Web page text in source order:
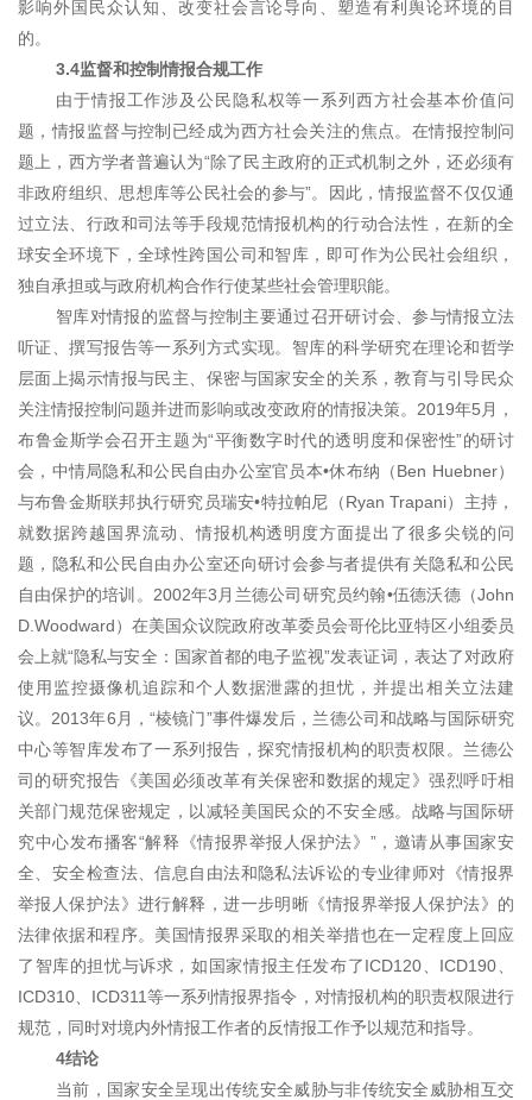
影响外国民众认知、改变社会言论导向、塑造有利舆论环境的目
的。
3.4监督和控制情报合规工作
由于情报工作涉及公民隐私权等一系列西方社会基本价值问
题，情报监督与控制已经成为西方社会关注的焦点。在情报控制问
题上，西方学者普遍认为“除了民主政府的正式机制之外，还必须有
非政府组织、思想库等公民社会的参与”。因此，情报监督不仅仅通
过立法、行政和司法等手段规范情报机构的行动合法性，在新的全
球安全环境下，全球性跨国公司和智库，即可作为公民社会组织，
独自承担或与政府机构合作行使某些社会管理职能。
智库对情报的监督与控制主要通过召开研讨会、参与情报立法
听证、撰写报告等一系列方式实现。智库的科学研究在理论和哲学
层面上揭示情报与民主、保密与国家安全的关系，教育与引导民众
关注情报控制问题并进而影响或改变政府的情报决策。2019年5月，
布鲁金斯学会召开主题为“平衡数字时代的透明度和保密性”的研讨
会，中情局隐私和公民自由办公室官员本•休布纳（Ben Huebner）
与布鲁金斯联邦执行研究员瑞安•特拉帕尼（RyanTrapani）主持，
就数据跨越国界流动、情报机构透明度方面提出了很多尖锐的问
题，隐私和公民自由办公室还向研讨会参与者提供有关隐私和公民
自由保护的培训。2002年3月兰德公司研究员约翰•伍德沃德（John
D.Woodward）在美国众议院政府改革委员会哥伦比亚特区小组委员
会上就“隐私与安全：国家首都的电子监视”发表证词，表达了对政府
使用监控摄像机追踪和个人数据泄露的担忧，并提出相关立法建
议。2013年6月，“棱镜门”事件爆发后，兰德公司和战略与国际研究
中心等智库发布了一系列报告，探究情报机构的职责权限。兰德公
司的研究报告《美国必须改革有关保密和数据的规定》强烈呼吁相
关部门规范保密规定，以减轻美国民众的不安全感。战略与国际研
究中心发布播客“解释《情报界举报人保护法》”，邀请从事国家安
全、安全检查法、信息自由法和隐私法诉讼的专业律师对《情报界
举报人保护法》进行解释，进一步明晰《情报界举报人保护法》的
法律依据和程序。美国情报界采取的相关举措也在一定程度上回应
了智库的担忧与诉求，如国家情报主任发布了ICD120、ICD190、
ICD310、ICD311等一系列情报界指令，对情报机构的职责权限进行
规范，同时对境内外情报工作者的反情报工作予以规范和指导。
4结论
当前，国家安全呈现出传统安全威胁与非传统安全威胁相互交